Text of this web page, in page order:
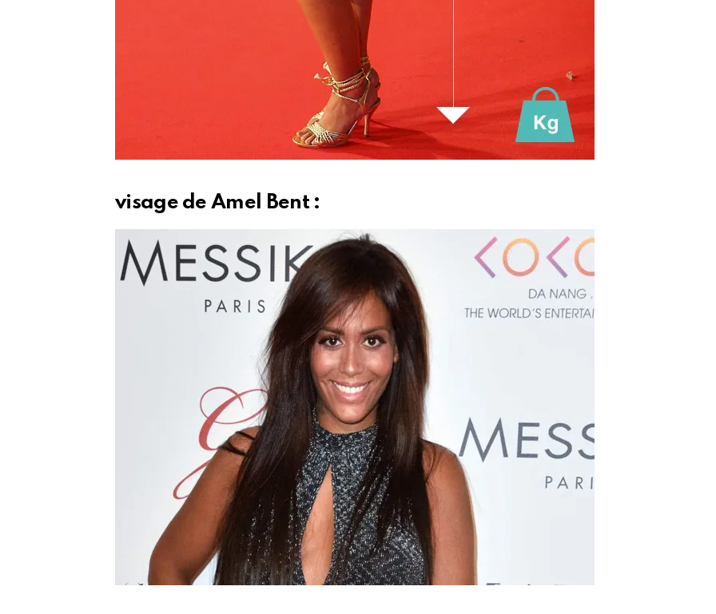
visage de Amel Bent :